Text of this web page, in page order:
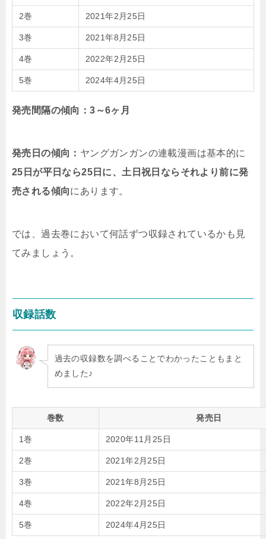
2巻 2021年2月25日
3巻 2021年8月25日
4巻 2022年2月25日
5巻 2024年4月25日
発売間隔の傾向：3～6ヶ月
発売日の傾向： ヤングガンガンの連載漫画は基本的に
25日が平日なら25日に、土日祝日ならそれより前に発
売される傾向にあります。
では、過去巻において何話ずつ収録されているかも見
てみましょう。
収録話数
過去の収録数を調べることでわかったこともまと
めました♪
巻数 発売日
1巻 2020年11月25日
2巻 2021年2月25日
3巻 2021年8月25日
4巻 2022年2月25日
5巻 2024年4月25日